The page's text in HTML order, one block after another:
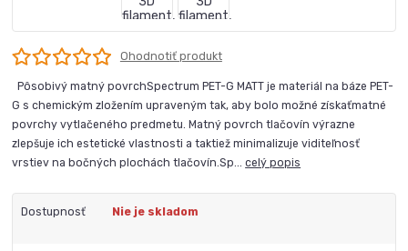
Ohodnotiť produkt
Pôsobivý matný povrchSpectrum PET-G MATT je materiál na báze PET-
G s chemickým zložením upraveným tak, aby bolo možné získaťmatné
povrchy vytlačeného predmetu. Matný povrch tlačovín výrazne
zlepšuje ich estetické vlastnosti a taktiež minimalizuje viditeľnosť
vrstiev na bočných plochách tlačovín.Sp...celý popis
Dostupnosť Nie je skladom